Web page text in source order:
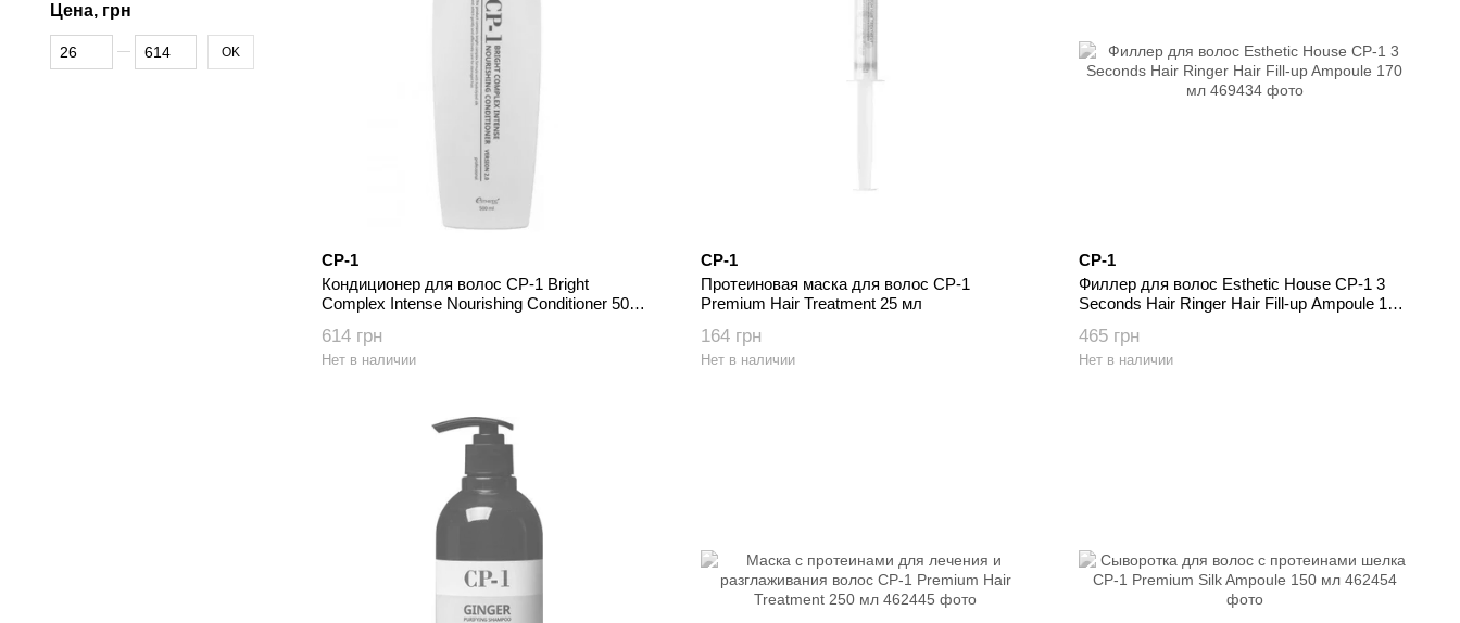
CP-1
Кондиционер для волос CP-1 Bright
Complex Intense Nourishing Conditioner 500
614 грн
Нет в наличии
CP-1
Протеиновая маска для волос CP-1
Premium Hair Treatment 25 мл
164 грн
Нет в наличии
CP-1
Филлер для волос Esthetic House CP-1 3
Seconds Hair Ringer Hair Fill-up Ampoule 170
465 грн
Нет в наличии
Цена, грн
От Цена, грн
До Цена, грн OK